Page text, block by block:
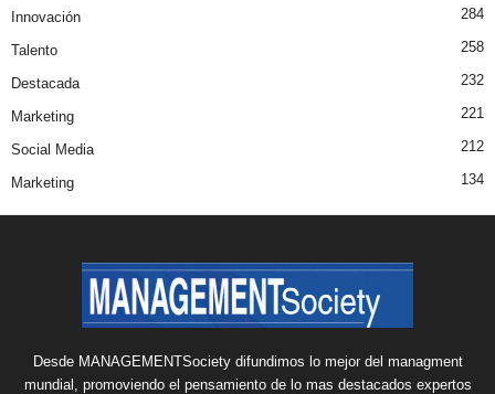
Innovación 284
Talento 258
Destacada 232
Marketing 221
Social Media 212
Marketing 134
Desde MANAGEMENTSociety difundimos lo mejor del managment
mundial, promoviendo el pensamiento de lo mas destacados expertos